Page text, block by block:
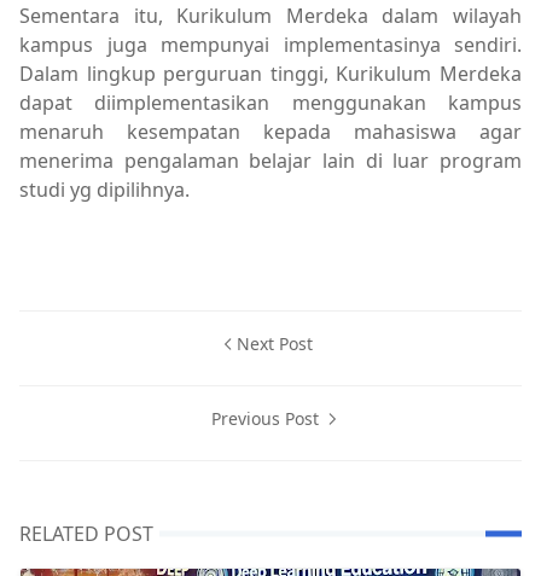
Sementara itu, Kurikulum Merdeka dalam wilayah
kampus juga mempunyai implementasinya sendiri.
Dalam lingkup perguruan tinggi, Kurikulum Merdeka
dapat diimplementasikan menggunakan kampus
menaruh kesempatan kepada mahasiswa agar
menerima pengalaman belajar lain di luar program
studi yg dipilihnya.
Next Post
Previous Post
RELATED POST